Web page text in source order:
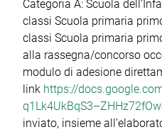
Categoria A: Scuola
classi Scuola primaria
classi Scuola primaria
alla rassegna/concorso
modulo di adesione
link https://
inviato, insieme